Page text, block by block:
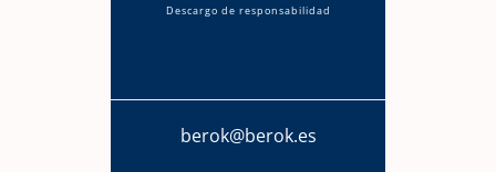
Descargo de responsabilidad
berok@berok.es